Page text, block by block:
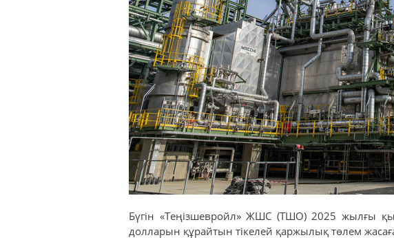
Бүгін «Теңізшевройл» ЖШС (ТШО) 2025 жылғы
долларын құрайтын тікелей қаржылық төлем